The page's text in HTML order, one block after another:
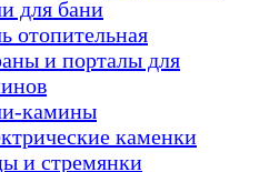
для бани
отопительная
и порталы для
камины
каменки
и стремянки